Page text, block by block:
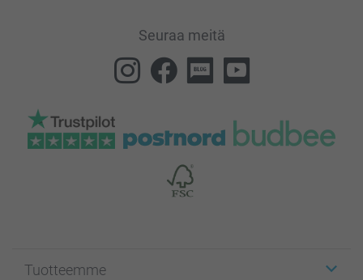
Seuraa meitä
Tuotteemme